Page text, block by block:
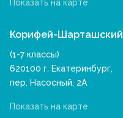
Показать на карте
Корифей-Шарташский
(1-7 классы)
620100 г. Екатеринбург,
пер. Насосный, 2А
Показать на карте